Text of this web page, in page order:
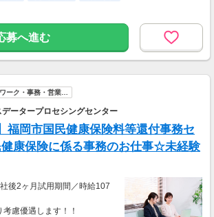
募へ進む
ーク・事務・営業…
ータープロセシングセンター
福岡市国民健康保険料等還付事務セ
康保険に係る事務のお仕事☆未経験
後2ヶ月試用期間／時給107
慮優遇します！！